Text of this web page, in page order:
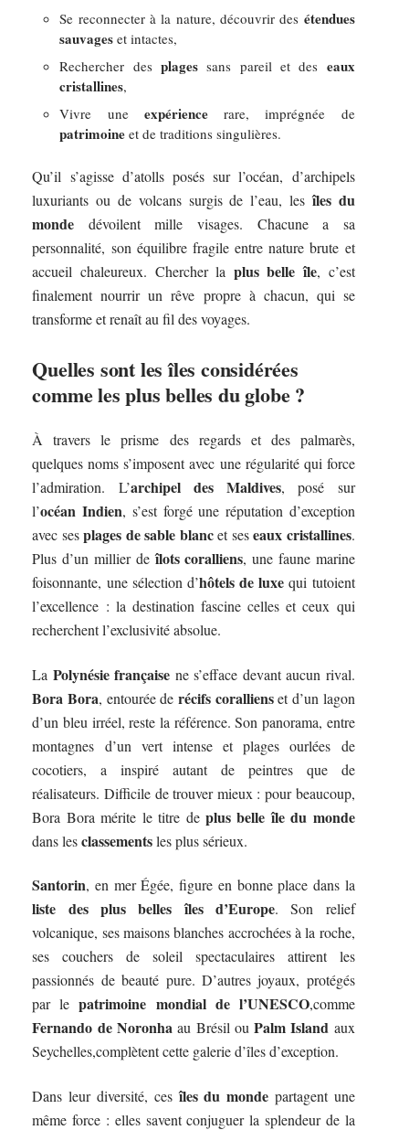
Se reconnecter à la nature, découvrir des étendues
sauvages et intactes,
Rechercher desplages sans pareil et des eaux
cristallines,
Vivre une expériencerare, imprégnée de
patrimoine et de traditions singulières.
Qu’il s’agisse d’atolls posés sur l’océan, d’archipels
luxuriants ou de volcans surgis de l’eau, lesîles du
monde dévoilent mille visages. Chacune a sa
personnalité, son équilibre fragile entre nature brute et
accueil chaleureux. Chercher la plus belle île, c’est
finalement nourrir un rêve propre à chacun, qui se
transforme et renaît au fil des voyages.
Quelles sont les îles considérées
comme les plus belles du globe ?
À travers le prisme des regards et des palmarès,
quelques noms s’imposent avec une régularité qui force
l’admiration. L’archipel des Maldives, posé sur
l’océan Indien, s’est forgé une réputation d’exception
avec sesplages de sable blancet seseaux cristallines.
Plus d’un millier deîlots coralliens, une faune marine
foisonnante, une sélection d’hôtels de luxe qui tutoient
l’excellence : la destination fascine celles et ceux qui
recherchent l’exclusivité absolue.
La Polynésie française ne s’efface devant aucun rival.
Bora Bora, entourée derécifs corallienset d’un lagon
d’un bleu irréel, reste la référence. Son panorama, entre
montagnes d’un vert intense et plages ourlées de
cocotiers, a inspiré autant de peintres que de
réalisateurs. Difficile de trouver mieux : pour beaucoup,
Bora Bora mérite le titre de plus belle île du monde
dans lesclassementsles plus sérieux.
Santorin, en mer Égée, figure en bonne place dans la
liste des plus belles îles d’Europe. Son relief
volcanique, ses maisons blanches accrochées à la roche,
ses couchers de soleil spectaculaires attirent les
passionnés de beauté pure. D’autres joyaux, protégés
par lepatrimoine mondial de l’UNESCO,comme
Fernando de Noronhaau Brésil ouPalm Island aux
Seychelles,complètent cette galerie d’îles d’exception.
Dans leur diversité, cesîles du monde partagent une
même force : elles savent conjuguer la splendeur de la